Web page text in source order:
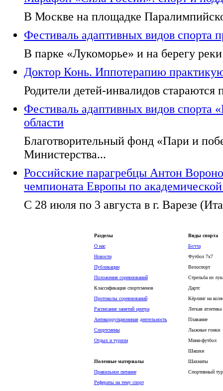
В Москве на площадке
Фестиваль адаптивных видов спорта
В парке «Лукоморье» и на берегу
Доктор Конь. Иппотерапию
Родители детей-инвалидов
Фестиваль адаптивных видов
области
Благотворительный фонд «Пари и
Министерства...
Российские парагребцы Антон
чемпионата Европы по академической
С 28 июля по 3 августа в г. Варезе
Разделы
О нас
Новости
Публикации
Положения соревнований
Классификация спортсменов
Протоколы соревнований
Расписание занятий центра
Антикоррупционнная деятельность
Спортсмены
Отдых и туризм
Полезные материалы
Правильное питание
Рефераты на тему спорт
Виды спорта
Бочча
Футбол 7х7
Велоспорт
Стрельба из
Дартс
Кёрлинг на
Легкая атлетика
Плавание
Лыжные гонки
Мини-футбол
Шашки
Шахматы
Спортивный